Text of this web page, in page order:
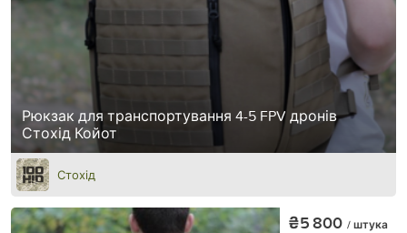
Рюкзак для транспортування 4-5 FPV дронів
Стохід Койот
Стохід
₴5 800 / штука